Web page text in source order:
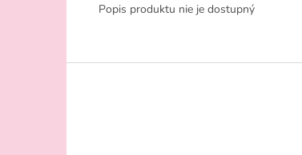
Popis produktu nie je dostupný